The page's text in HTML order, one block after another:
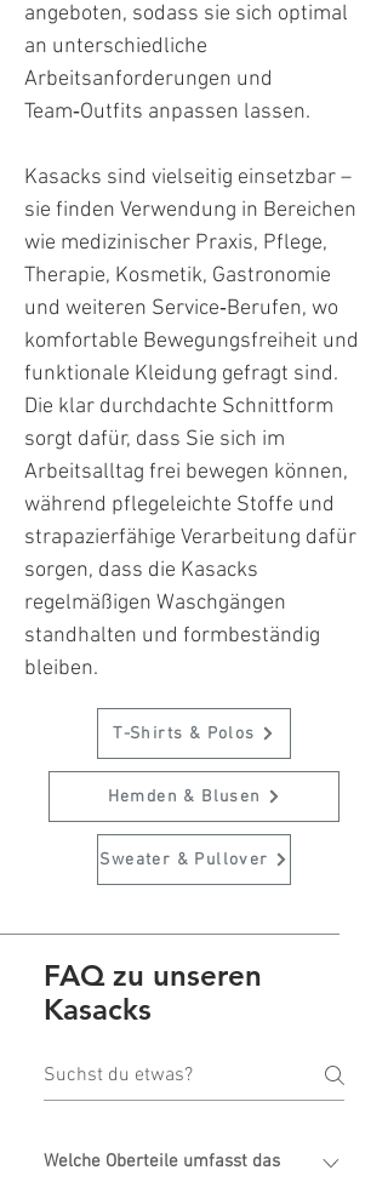
angeboten, sodass sie sich optimal
an unterschiedliche
Arbeitsanforderungen und
Team‑Outfits anpassen lassen.
Kasacks sind vielseitig einsetzbar –
sie finden Verwendung in Bereichen
wie medizinischer Praxis, Pflege,
Therapie, Kosmetik, Gastronomie
und weiteren Service‑Berufen, wo
komfortable Bewegungsfreiheit und
funktionale Kleidung gefragt sind.
Die klar durchdachte Schnittform
sorgt dafür, dass Sie sich im
Arbeitsalltag frei bewegen können,
während pflegeleichte Stoffe und
strapazierfähige Verarbeitung dafür
sorgen, dass die Kasacks
regelmäßigen Waschgängen
standhalten und formbeständig
bleiben.
T-Shirts & Polos
Hemden & Blusen
Sweater & Pullover
FAQ zu unseren
Kasacks
Welche Oberteile umfasst das